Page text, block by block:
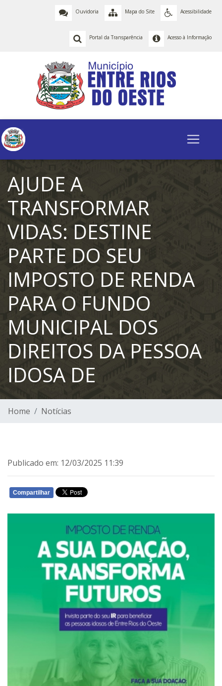
Acessibilidade
Mapa do Site
Ouvidoria
Acesso à Informação
Portal da Transparência
AJUDE A
TRANSFORMAR
VIDAS: DESTINE
PARTE DO SEU
IMPOSTO DE RENDA
PARA O FUNDO
MUNICIPAL DOS
DIREITOS DA PESSOA
IDOSA DE
Home Notícias
Publicado em: 12/03/2025 11:39
Compartilhar